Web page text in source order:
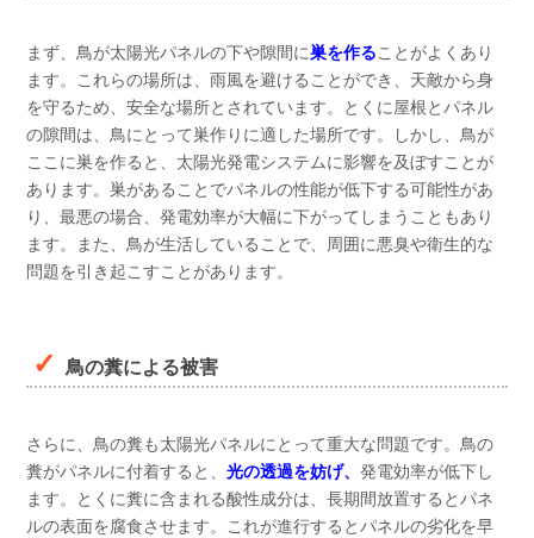
まず、鳥が太陽光パネルの下や隙間に巣を作ることがよくあり
ます。これらの場所は、雨風を避けることができ、天敵から身
を守るため、安全な場所とされています。とくに屋根とパネル
の隙間は、鳥にとって巣作りに適した場所です。しかし、鳥が
ここに巣を作ると、太陽光発電システムに影響を及ぼすことが
あります。巣があることでパネルの性能が低下する可能性があ
り、最悪の場合、発電効率が大幅に下がってしまうこともあり
ます。また、鳥が生活していることで、周囲に悪臭や衛生的な
問題を引き起こすことがあります。
鳥の糞による被害
さらに、鳥の糞も太陽光パネルにとって重大な問題です。鳥の
糞がパネルに付着すると、 光の透過を妨げ、 発電効率が低下し
ます。とくに糞に含まれる酸性成分は、長期間放置するとパネ
ルの表面を腐食させます。これが進行するとパネルの劣化を早